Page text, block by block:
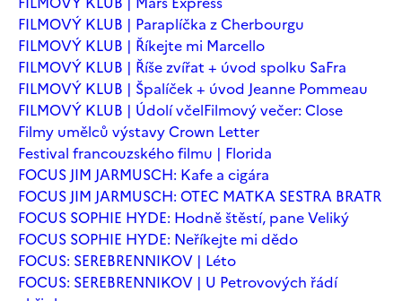
FILMOVÝ KLUB | Paraplíčka z Cherbourgu
FILMOVÝ KLUB | Říkejte mi Marcello
FILMOVÝ KLUB | Říše zvířat + úvod spolku SaFra
FILMOVÝ KLUB | Špalíček + úvod Jeanne Pommeau
FILMOVÝ KLUB | Údolí včelFilmový večer: Close
Filmy umělců výstavy Crown Letter
Festival francouzského filmu | Florida
FOCUS JIM JARMUSCH: Kafe a cigára
FOCUS JIM JARMUSCH: OTEC MATKA SESTRA BRATR
FOCUS SOPHIE HYDE: Hodně štěstí, pane Veliký
FOCUS SOPHIE HYDE: Neříkejte mi dědo
FOCUS: SEREBRENNIKOV | Léto
FOCUS: SEREBRENNIKOV | U Petrovových řádí